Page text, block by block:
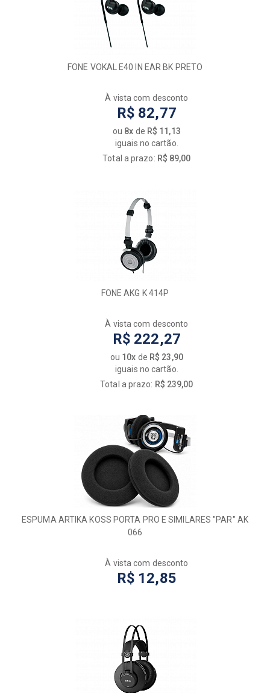
FONE VOKAL E40 IN EAR BK PRETO
À vista com desconto
R$ 82,77
ou 8x de R$ 11,13
iguais no cartão.
Total a prazo: R$ 89,00
FONE AKG K 414P
À vista com desconto
R$ 222,27
ou 10x de R$ 23,90
iguais no cartão.
Total a prazo: R$ 239,00
ESPUMA ARTIKA KOSS PORTA PRO E SIMILARES "PAR" AK
066
À vista com desconto
R$ 12,85